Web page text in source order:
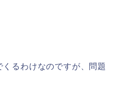
るわけなのですが、問題